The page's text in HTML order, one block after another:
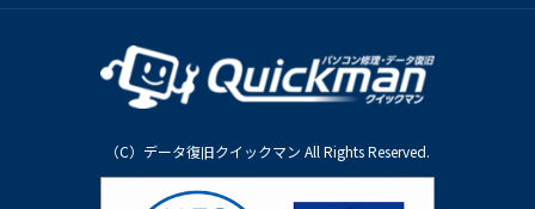
（C）データ復旧クイックマン All Rights Reserved.